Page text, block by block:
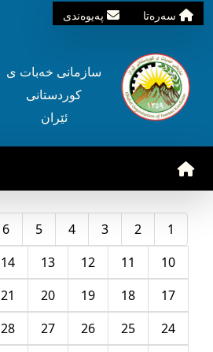
سه‌ره‌تا په‌یوه‌ندی
سازمانی خه‌بات ی
کوردستانی
ئێران
1
2
3
4
5
6
10
11
12
13
14
17
18
19
20
21
24
25
26
27
28